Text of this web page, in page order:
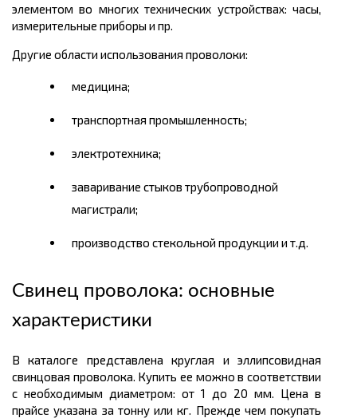
элементом во многих технических устройствах: часы,
измерительные приборы и пр.
Другие области использования проволоки:
медицина;
транспортная промышленность;
электротехника;
заваривание стыков трубопроводной
магистрали;
производство стекольной продукции и т.д.
Свинец проволока: основные
характеристики
В каталоге представлена круглая и эллипсовидная
свинцовая проволока. Купить ее можно в соответствии
с необходимым диаметром: от 1 до 20 мм. Цена в
прайсе указана за тонну или кг. Прежде чем покупать